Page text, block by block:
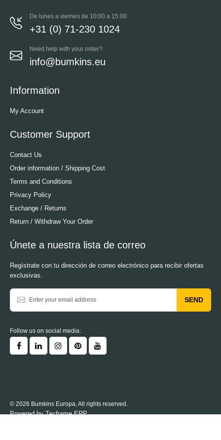
De lunes a viernes de 10:00 a 15:00
+31 (0) 71-230 1024
Need help with your order?
info@bumkins.eu
Information
My Account
Customer Support
Contact Us
Order information / Shipping Cost
Terms and Conditions
Privacy Policy
Exchange / Returns
Return / Withdraw Your Order
Únete a nuestra lista de correo
Regístrate con tu dirección de correo electrónico para recibir ofertas
exclusivas.
SEND
Follow us on social media:
© 2026 Bumkins Europa, All rights reserved.
Powered byTecframe ERP